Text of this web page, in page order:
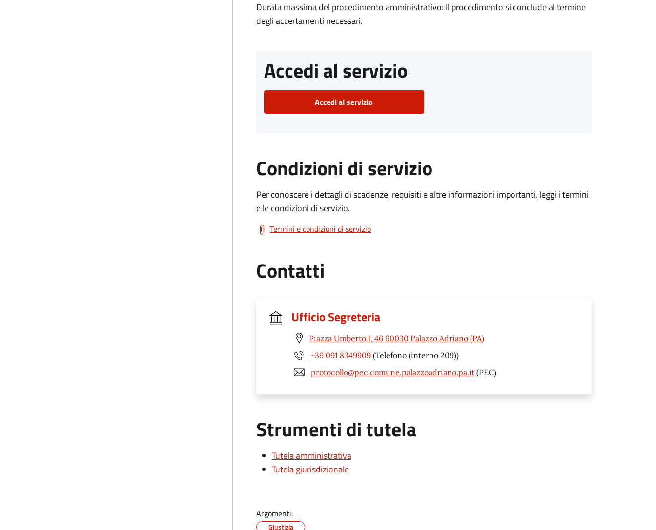
Durata massima del procedimento amministrativo: Il procedimento si conclude al termine
degli accertamenti necessari.
Accedi al servizio
Accedi al servizio
Condizioni di servizio
Per conoscere i dettagli di scadenze, requisiti e altre informazioni importanti, leggi i termini
e le condizioni di servizio.
Termini e condizioni di servizio
Contatti
Ufficio Segreteria
Piazza Umberto I, 46 90030 Palazzo Adriano (PA)
+39 091 8349909 (Telefono (interno 209))
protocollo@pec.comune.palazzoadriano.pa.it (PEC)
Strumenti di tutela
Tutela amministrativa
Tutela giurisdizionale
Argomenti:
Giustizia